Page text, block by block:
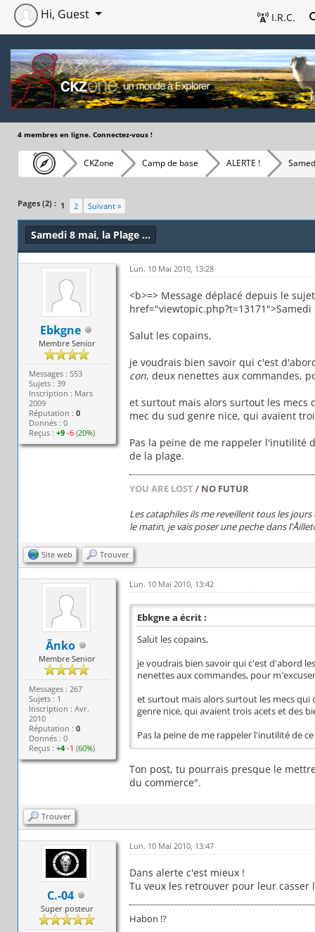
I.R.C.
Hi, Guest
4 membres en ligne. Connectez-vous !
CKZone Camp de base ALERTE !
Pages (2) : 1 2 Suivant »
Samedi 8 mai, la Plage ...
Ebkgne
Membre Senior
Messages : 553
Sujets : 39
Inscription : Mars
2009
Réputation :0
Donnés : 0
Reçus :+9 -6 (20%)
Lun. 10 Mai 2010, 13:28
<b>=> Message déplacé depuis le
Salut les copains,
je voudrais bien savoir qui c'est
con, deux nenettes aux commandes,
et surtout mais alors surtout les mecs
mec du sud genre nice, qui avaient
Pas la peine de me rappeler l'inutilité
de la plage.
YOU ARE LOST / NO FUTUR
Les cataphiles ils me reveillent tous les
le matin, je vais poser une peche dans
Site web Trouver
Ãnko
Membre Senior
Messages : 267
Sujets : 1
Inscription : Avr.
2010
Réputation :0
Donnés : 0
Reçus :+4 -1 (60%)
Lun. 10 Mai 2010, 13:42
Ebkgne a écrit :
Salut les copains,
je voudrais bien savoir qui c'est d'abord
nenettes aux commandes, pour
et surtout mais alors surtout les mecs qui
genre nice, qui avaient trois acets et des
Pas la peine de me rappeler l'inutilité de
Ton post, tu pourrais presque le
du commerce".
Trouver
C.-04
Super posteur
Lun. 10 Mai 2010, 13:47
Dans alerte c'est mieux !
Tu veux les retrouver pour leur casser
Habon !?